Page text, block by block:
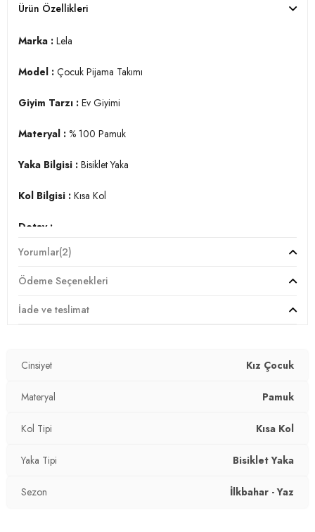
Ürün Özellikleri
Marka : Lela
Model : Çocuk Pijama Takımı
Giyim Tarzı : Ev Giyimi
Materyal : % 100 Pamuk
Yaka Bilgisi : Bisiklet Yaka
Kol Bilgisi : Kısa Kol
Detay :
-Elastik bel ve paçalar
-Mankenin giydiği beden 09-10 yaş
Üretim Yeri :
Türkiye
Yorumlar(2)
Ödeme Seçenekleri
İade ve teslimat
Cinsiyet Kız Çocuk
Materyal Pamuk
Kol Tipi Kısa Kol
Yaka Tipi Bisiklet Yaka
Sezon İlkbahar - Yaz